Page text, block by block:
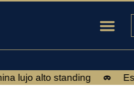
lujo alto standing